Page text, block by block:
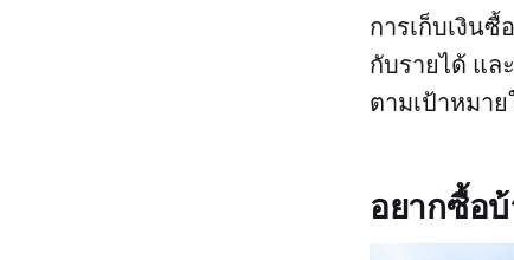
การเก็บเงินซื้
กับรายได้ แล
ตามเป้าหมาย
อยากซื้อบ้